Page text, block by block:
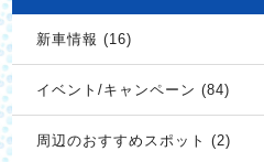
新車情報 (16)
イベント/キャンペーン (84)
周辺のおすすめスポット (2)